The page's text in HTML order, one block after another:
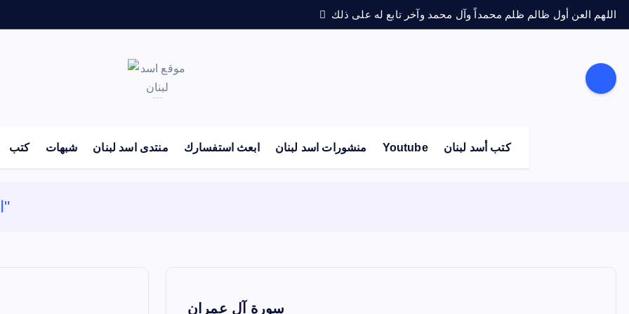
اللهم العن أول ظالم ظلم محمداً وآل محمد وآخر تابع له على ذلك
كتب شبهات منتدى اسد لبنان ابعث استفسارك منشورات اسد لبنان Youtube كتب أسد لبنان
Archive by category "القرآن الكريم"
سورة آل عمران